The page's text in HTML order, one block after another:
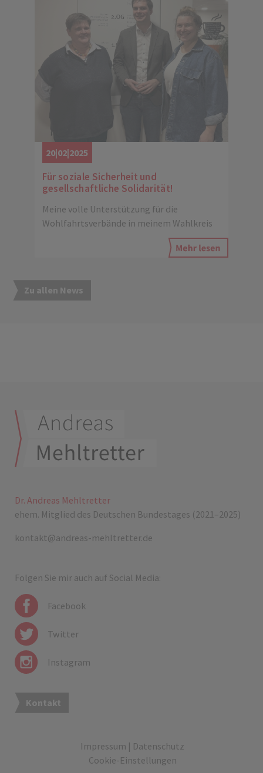
20|02|2025
Für soziale Sicherheit und
gesellschaftliche Solidarität!
Meine volle Unterstützung für die
Wohlfahrtsverbände in meinem Wahlkreis
Zu allen News
Dr. Andreas Mehltretter
ehem. Mitglied des Deutschen Bundestages (2021–2025)
kontakt@andreas-mehltretter.de
Folgen Sie mir auch auf Social Media:
Facebook
Twitter
Instagram
Kontakt
Impressum | Datenschutz
Cookie-Einstellungen